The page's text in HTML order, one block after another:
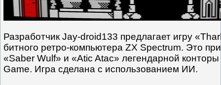
Разработчик Jay-droid133 предлагает игру
битного ретро-компьютера ZX Spectrum. Это
«Saber Wulf» и «Atic Atac» легендарной
Game. Игра сделана с использованием ИИ.